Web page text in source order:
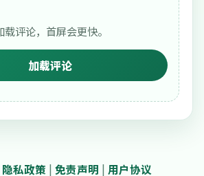
评论，首屏会更快。
加载评论
隐私政策 | 免责声明 | 用户协议